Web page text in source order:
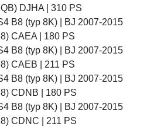
DJHA | 310 PS
B8 (typ 8K) |
BJ 2007-2015
CAEA | 180 PS
B8 (typ 8K) |
BJ 2007-2015
CAEB | 211 PS
B8 (typ 8K) |
BJ 2007-2015
CDNB | 180 PS
B8 (typ 8K) |
BJ 2007-2015
CDNC | 211 PS